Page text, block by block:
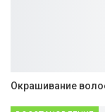
Окрашивание